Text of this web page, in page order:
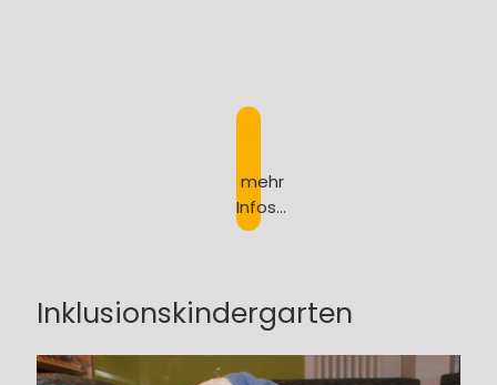
mehr
Infos...
Inklusionskindergarten